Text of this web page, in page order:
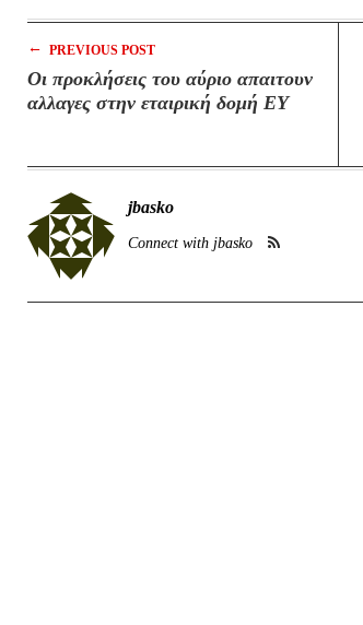
← PREVIOUS POST
Οι προκλήσεις του αύριο απαιτουν
αλλαγες στην εταιρική δομή ΕΥ
jbasko
Connect with jbasko